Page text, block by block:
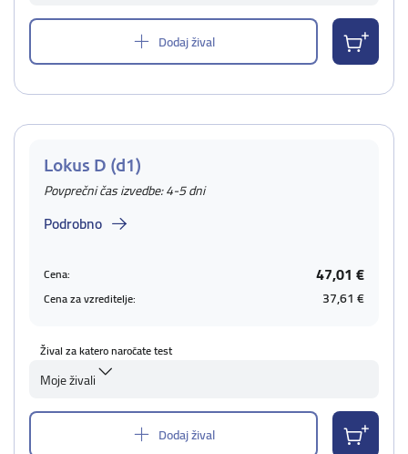
Dodaj žival
Lokus D (d1)
Povprečni čas izvedbe: 4-5 dni
Podrobno
Cena: 47,01 €
Cena za vzreditelje: 37,61 €
Žival za katero naročate test
Moje živali
Dodaj žival